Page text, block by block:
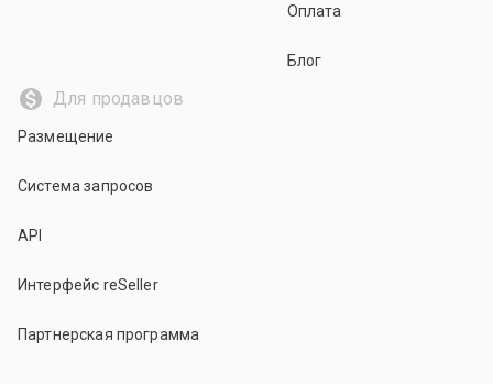
Оплата
Блог
Для продавцов
Размещение
Система запросов
API
Интерфейс reSeller
Партнерская программа